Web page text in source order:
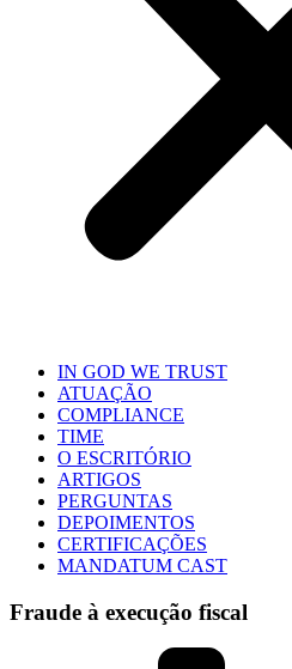
IN GOD WE TRUST
ATUAÇÃO
COMPLIANCE
TIME
O ESCRITÓRIO
ARTIGOS
PERGUNTAS
DEPOIMENTOS
CERTIFICAÇÕES
MANDATUM CAST
Fraude à execução fiscal